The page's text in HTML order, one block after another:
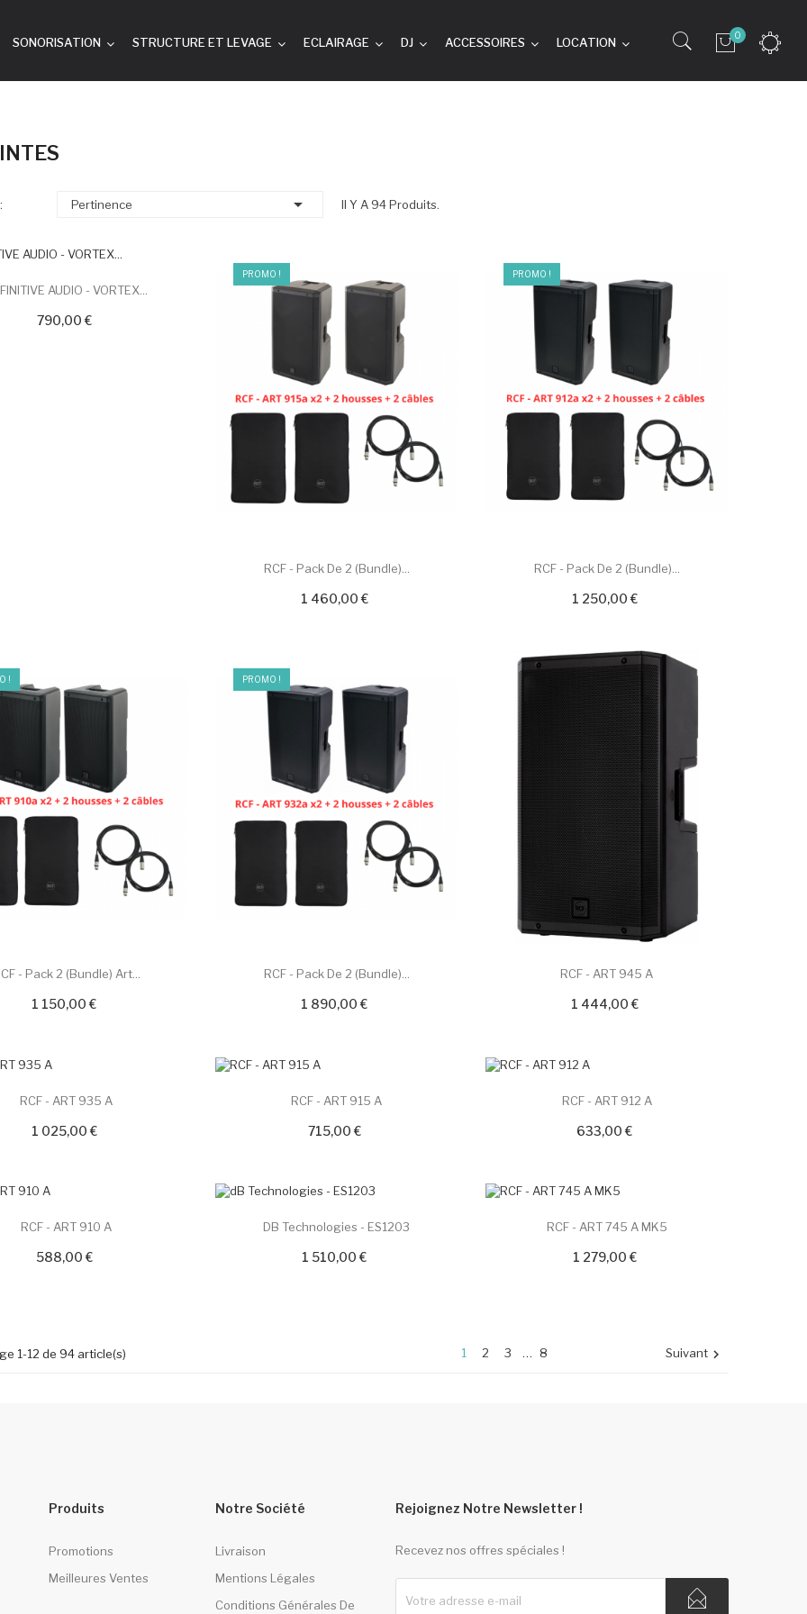
0
SONORISATION STRUCTURE ET LEVAGE ECLAIRAGE DJ ACCESSOIRES LOCATION
Pertinence  Il Y A 94 Produits.
AUDIO - VORTEX...
790,00 €
PROMO !
RCF - Pack De 2 (Bundle)...
1 460,00 €
PROMO !
RCF - Pack De 2 (Bundle)...
1 250,00 €
!
- Pack 2 (Bundle) Art...
1 150,00 €
PROMO !
RCF - Pack De 2 (Bundle)...
1 890,00 €
RCF - ART 945 A
1 444,00 €
RCF - ART 935 A
1 025,00 €
RCF - ART 915 A
715,00 €
RCF - ART 912 A
633,00 €
RCF - ART 910 A
588,00 €
DB Technologies - ES1203
1 510,00 €
RCF - ART 745 A MK5
1 279,00 €
1-12 de 94 article(s) 1 2 3 … 8 Suivant
Produits
Promotions
Meilleures Ventes
Notre Société
Livraison
Mentions Légales
Conditions Générales De
Rejoignez Notre Newsletter !
Recevez nos offres spéciales !